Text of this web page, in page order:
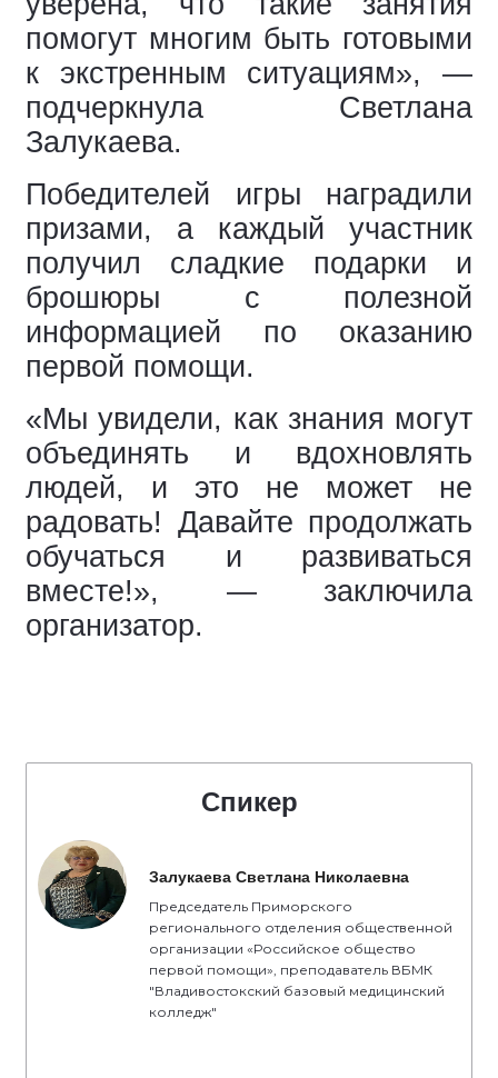
помогут многим быть готовыми
к экстренным ситуациям», —
подчеркнула Светлана
Залукаева.
Победителей игры наградили
призами, а каждый участник
получил сладкие подарки и
брошюры с полезной
информацией по оказанию
первой помощи.
«Мы увидели, как знания могут
объединять и вдохновлять
людей, и это не может не
радовать! Давайте продолжать
обучаться и развиваться
вместе!», — заключила
организатор.
Спикер
Залукаева Светлана Николаевна
Председатель Приморского
регионального отделения общественной
организации «Российское общество
первой помощи», преподаватель ВБМК
"Владивостокский базовый медицинский
колледж"